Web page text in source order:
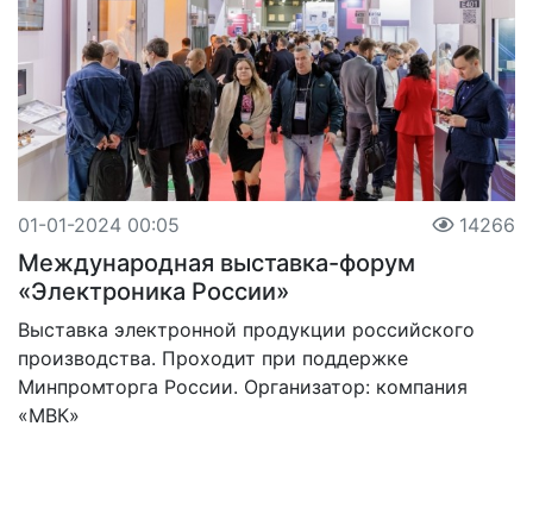
01-01-2024 00:05 14266
Международная выставка-форум
«Электроника России»
Выставка электронной продукции российского
производства. Проходит при поддержке
Минпромторга России. Организатор: компания
«МВК»